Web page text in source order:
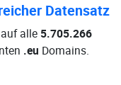
Datensatz
alle 5.705.266
.eu Domains.